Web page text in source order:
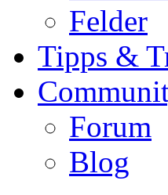
Felder
Tipps &
Forum
Blog